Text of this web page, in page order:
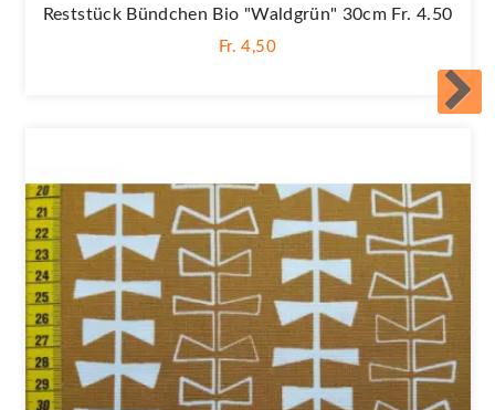
Reststück Bündchen Bio "Waldgrün" 30cm Fr. 4.50
Fr. 4,50